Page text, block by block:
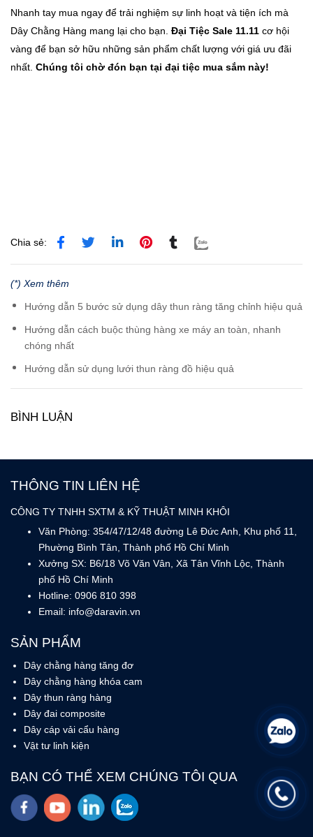
Nhanh tay mua ngay để trải nghiệm sự linh hoạt và tiện ích mà
Dây Chằng Hàng mang lại cho bạn. Đại Tiệc Sale 11.11 cơ hội
vàng để bạn sở hữu những sản phẩm chất lượng với giá ưu đãi
nhất. Chúng tôi chờ đón bạn tại đại tiệc mua sắm này!
Chia sẻ:
(*) Xem thêm
Hướng dẫn 5 bước sử dụng dây thun ràng tăng chỉnh hiệu quả
Hướng dẫn cách buộc thùng hàng xe máy an toàn, nhanh
chóng nhất
Hướng dẫn sử dụng lưới thun ràng đồ hiệu quả
BÌNH LUẬN
THÔNG TIN LIÊN HỆ
CÔNG TY TNHH SXTM & KỸ THUẬT MINH KHÔI
Văn Phòng: 354/47/12/48 đường Lê Đức Anh, Khu phố 11,
Phường Bình Tân, Thành phố Hồ Chí Minh
Xưởng SX: B6/18 Võ Văn Vân, Xã Tân Vĩnh Lộc, Thành
phố Hồ Chí Minh
Hotline: 0906 810 398
Email: info@daravin.vn
SẢN PHẨM
Dây chằng hàng tăng đơ
Dây chằng hàng khóa cam
Dây thun ràng hàng
Dây đai composite
Dây cáp vải cẩu hàng
Vật tư linh kiện
BẠN CÓ THỂ XEM CHÚNG TÔI QUA